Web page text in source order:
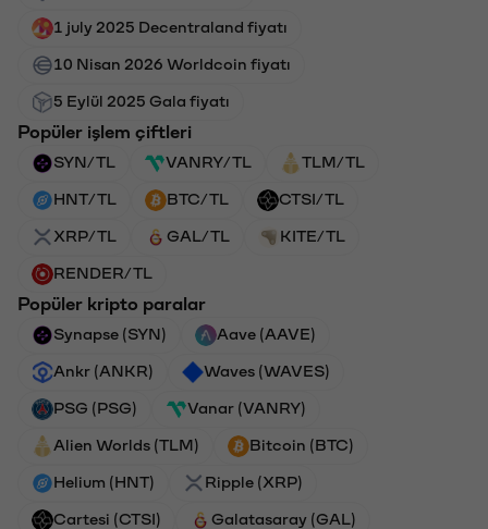
1 july 2025 Decentraland fiyatı
10 Nisan 2026 Worldcoin fiyatı
5 Eylül 2025 Gala fiyatı
Popüler işlem çiftleri
SYN/TL VANRY/TL TLM/TL
HNT/TL BTC/TL CTSI/TL
XRP/TL GAL/TL KITE/TL
RENDER/TL
Popüler kripto paralar
Synapse (SYN) Aave (AAVE)
Ankr (ANKR) Waves (WAVES)
PSG (PSG) Vanar (VANRY)
Alien Worlds (TLM) Bitcoin (BTC)
Helium (HNT) Ripple (XRP)
Cartesi (CTSI) Galatasaray (GAL)